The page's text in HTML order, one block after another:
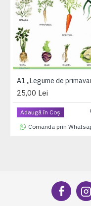
25,00 Lei
Adaugă în Coş
Comanda prin